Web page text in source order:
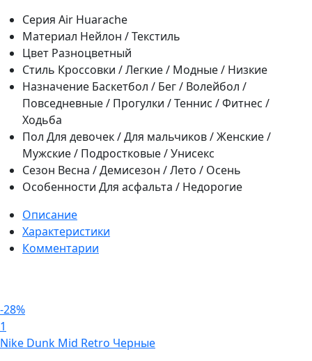
Серия Air Huarache
Материал Нейлон / Текстиль
Цвет Разноцветный
Стиль Кроссовки / Легкие / Модные / Низкие
Назначение Баскетбол / Бег / Волейбол /
Повседневные / Прогулки / Теннис / Фитнес /
Ходьба
Пол Для девочек / Для мальчиков / Женские /
Мужские / Подростковые / Унисекс
Сезон Весна / Демисезон / Лето / Осень
Особенности Для асфальта / Недорогие
Описание
Характеристики
Комментарии
-28%
1
Nike Dunk Mid Retro Черные